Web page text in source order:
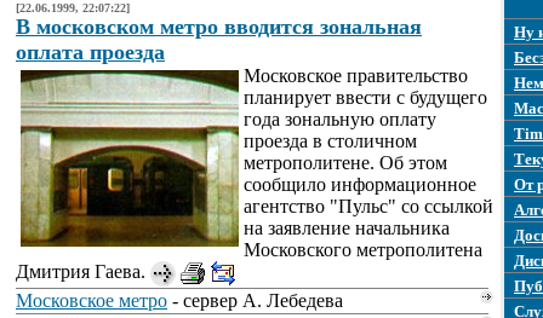
[22.06.1999, 22:07:22]
В московском метро вводится зональная
оплата проезда
Московское правительство
планирует ввести с будущего
года зональную оплату
проезда в столичном
метрополитене. Об этом
сообщило информационное
агентство "Пульс" со ссылкой
на заявление начальника
Московского метрополитена
Дмитрия Гаева.
Московское метро - сервер А. Лебедева
Ну
От